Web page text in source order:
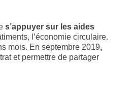
s’appuyer sur les aides
l’économie circulaire.
mois. En septembre 2019,
et permettre de partager